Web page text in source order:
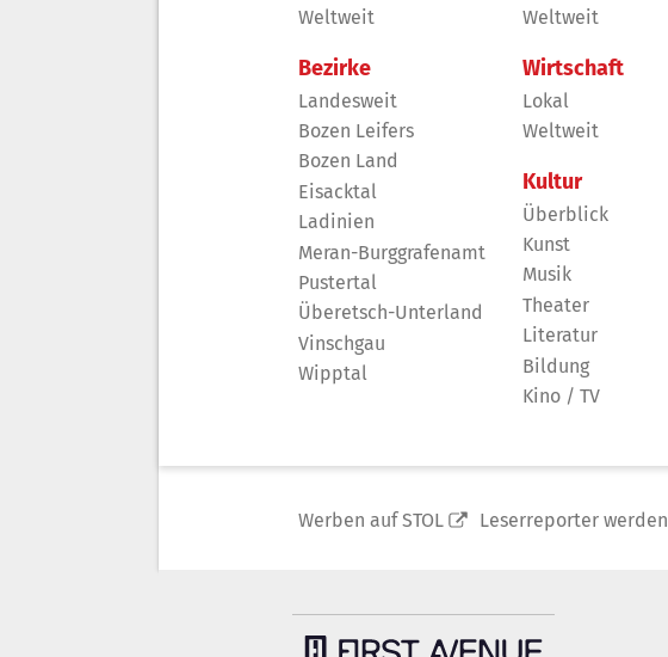
Weltweit
Bezirke
Landesweit
Bozen Leifers
Bozen Land
Eisacktal
Ladinien
Meran-Burggrafenamt
Pustertal
Überetsch-Unterland
Vinschgau
Wipptal
Weltweit
Wirtschaft
Lokal
Weltweit
Kultur
Überblick
Kunst
Musik
Theater
Literatur
Bildung
Kino / TV
Werben auf STOL Leserreporter werden